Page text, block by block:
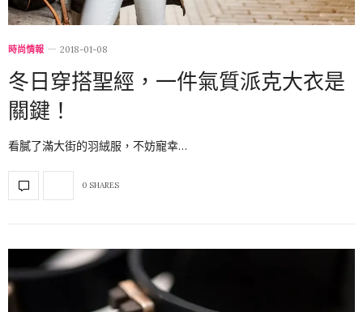
時尚情報 2018-01-08
冬日穿搭聖經，一件氣質派克大衣是
關鍵！
看膩了滿大街的羽絨服，不妨寵幸…
0 SHARES